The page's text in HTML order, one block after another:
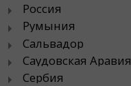
Россия
Румыния
Сальвадор
Саудовская Аравия
Сербия